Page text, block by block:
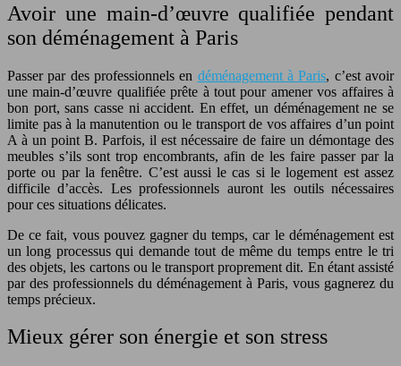
Avoir une main-d’œuvre qualifiée pendant
son déménagement à Paris
Passer par des professionnels en déménagement à Paris, c’est avoir
une main-d’œuvre qualifiée prête à tout pour amener vos affaires à
bon port, sans casse ni accident. En effet, un déménagement ne se
limite pas à la manutention ou le transport de vos affaires d’un point
A à un point B. Parfois, il est nécessaire de faire un démontage des
meubles s’ils sont trop encombrants, afin de les faire passer par la
porte ou par la fenêtre. C’est aussi le cas si le logement est assez
difficile d’accès. Les professionnels auront les outils nécessaires
pour ces situations délicates.
De ce fait, vous pouvez gagner du temps, car le déménagement est
un long processus qui demande tout de même du temps entre le tri
des objets, les cartons ou le transport proprement dit. En étant assisté
par des professionnels du déménagement à Paris, vous gagnerez du
temps précieux.
Mieux gérer son énergie et son stress